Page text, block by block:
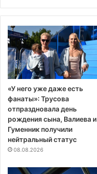
«У него уже даже есть
фанаты»: Трусова
отпраздновала день
рождения сына, Валиева и
Гуменник получили
нейтральный статус
08.08.2026